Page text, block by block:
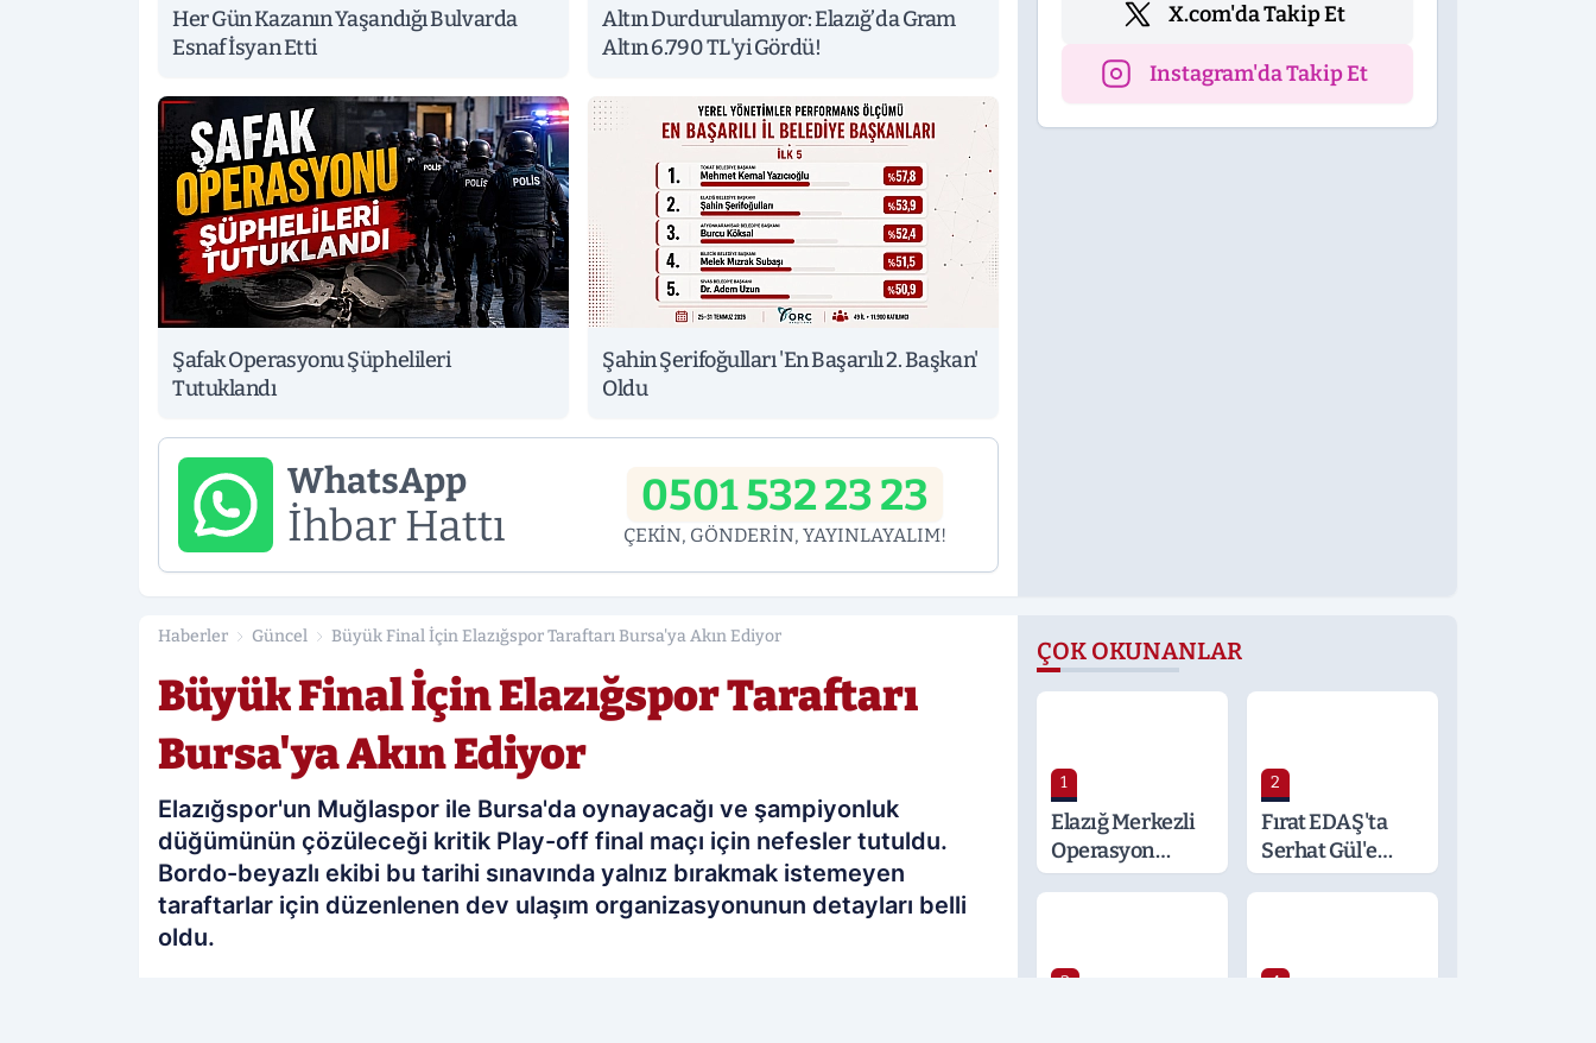
Her Gün Kazanın Yaşandığı Bulvarda
Esnaf İsyan Etti
Altın Durdurulamıyor: Elazığ’da Gram
Altın 6.790 TL'yi Gördü!
Şafak Operasyonu Şüphelileri
Tutuklandı
Şahin Şerifoğulları 'En Başarılı 2. Başkan'
Oldu
WhatsApp
İhbar Hattı
0501 532 23 23
ÇEKİN, GÖNDERİN, YAYINLAYALIM!
X.com'da Takip Et
Instagram'da Takip Et
Haberler Güncel Büyük Final İçin Elazığspor Taraftarı Bursa'ya Akın Ediyor
Büyük Final İçin Elazığspor Taraftarı
Bursa'ya Akın Ediyor
Elazığspor'un Muğlaspor ile Bursa'da oynayacağı ve şampiyonluk
düğümünün çözüleceği kritik Play-off final maçı için nefesler tutuldu.
Bordo-beyazlı ekibi bu tarihi sınavında yalnız bırakmak istemeyen
taraftarlar için düzenlenen dev ulaşım organizasyonunun detayları belli
oldu.
ÇOK OKUNANLAR
1
Elazığ Merkezli
Operasyon
Malatya ve
Merak Konusu
2
Fırat EDAŞ'ta
Serhat Gül'e
Önemli Görev
3 4